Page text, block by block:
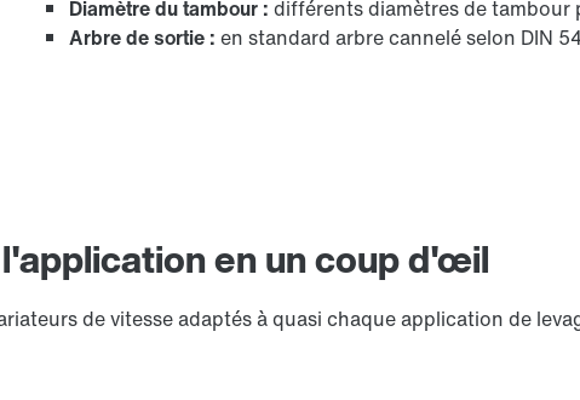
Diamètre du tambour : différents diamètres de tambour
Arbre de sortie : en standard arbre cannelé selon DIN
en un coup d'œil
de vitesse adaptés à quasi chaque application de